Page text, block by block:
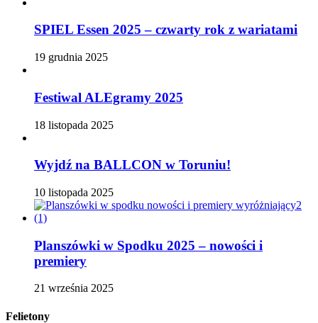
SPIEL Essen 2025 – czwarty rok z wariatami
19 grudnia 2025
Festiwal ALEgramy 2025
18 listopada 2025
Wyjdź na BALLCON w Toruniu!
10 listopada 2025
Planszówki w Spodku 2025 – nowości i
premiery
21 września 2025
Felietony